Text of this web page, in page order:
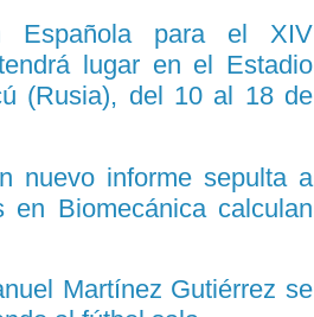
Española para el XIV
lugar en el Estadio
(Rusia), del 10 al 18 de
nuevo informe sepulta a
en Biomecánica calculan
Martínez Gutiérrez se